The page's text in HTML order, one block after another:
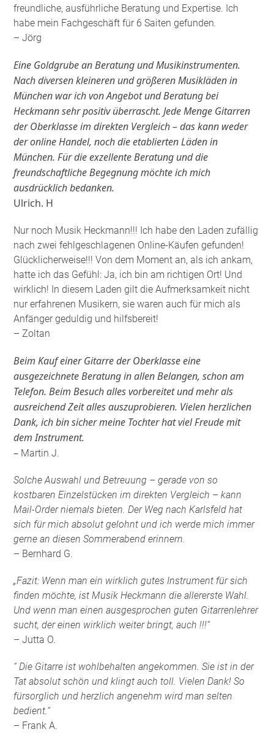
freundliche, ausführliche Beratung und Expertise. Ich
habe mein Fachgeschäft für 6 Saiten gefunden
– Jörg
Eine Goldgrube an Beratung und Musikinstrumenten.
Nach diversen kleineren und größeren Musikläden in
München war ich von Angebot und Beratung bei
Heckmann sehr positiv überrascht. Jede Menge Gitarren
der Oberklasse im direkten Vergleich – das kann weder
der online Handel, noch die etablierten Läden in
München. Für die exzellente Beratung und die
freundschaftliche Begegnung möchte ich mich
ausdrücklich bedanken.
Ulrich. H
Nur noch Musik Heckmann!!! Ich habe den Laden zufällig
nach zwei fehlgeschlagenen Online-Käufen gefunden!
Glücklicherweise!!! Von dem Moment an, als ich ankam,
hatte ich das Gefühl: Ja, ich bin am richtigen Ort! Und
wirklich! In diesem Laden gilt die Aufmerksamkeit nicht
nur erfahrenen Musikern, sie waren auch für mich als
Anfänger geduldig und hilfsbereit!
– Zoltan
Beim Kauf einer Gitarre der Oberklasse eine
ausgezeichnete Beratung in allen Belangen, schon am
Telefon. Beim Besuch alles vorbereitet und mehr als
ausreichend Zeit alles auszuprobieren. Vielen herzlichen
Dank, ich bin sicher meine Tochter hat viel Freude mit
dem Instrument.
– Martin J.
Solche Auswahl und Betreuung – gerade von so
kostbaren Einzelstücken im direkten Vergleich – kann
Mail-Order niemals bieten. Der Weg nach Karlsfeld hat
sich für mich absolut gelohnt und ich werde mich immer
gerne an diesen Sommerabend erinnern.
– Bernhard G.
„Fazit: Wenn man ein wirklich gutes Instrument für sich
finden möchte, ist Musik Heckmann die allererste Wahl.
Und wenn man einen ausgesprochen guten Gitarrenlehrer
sucht, der einen wirklich weiter bringt, auch !!!“
– Jutta O.
“ Die Gitarre ist wohlbehalten angekommen. Sie ist in der
Tat absolut schön und klingt auch toll. Vielen Dank! So
fürsorglich und herzlich angenehm wird man selten
bedient.“
– Frank A.